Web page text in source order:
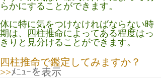
らかにすることができます。
体に特に気をつけなければならない時
期は、四柱推命によってある程度はっ
きりと見分けることができます。
四柱推命で鑑定してみますか？
>>ﾒﾆｭｰを表示